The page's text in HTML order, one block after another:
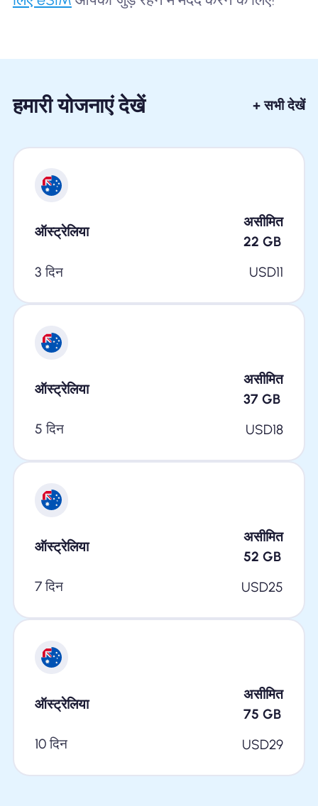
हमारी योजनाएं देखें + सभी देखें
ऑस्ट्रेलिया
असीमित
22 GB
3 दिन
USD11
ऑस्ट्रेलिया
असीमित
37 GB
5 दिन
USD18
ऑस्ट्रेलिया
असीमित
52 GB
7 दिन
USD25
ऑस्ट्रेलिया
असीमित
75 GB
10 दिन
USD29